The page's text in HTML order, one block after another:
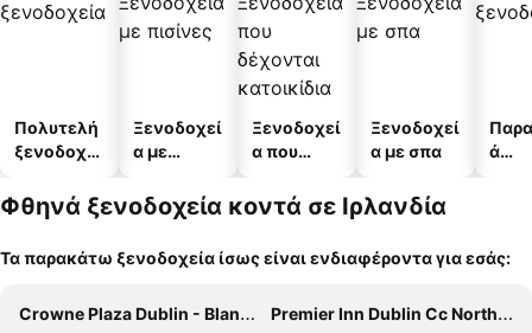
Πολυτελή
ξενοδοχεί
Ξενοδοχεί
α με
Ξενοδοχεί
α που
κατοικίδι
Ξενοδοχεί
α με σπα
ά
Φθηνά ξενοδοχεία κοντά σε Ιρλανδία
Τα παρακάτω ξενοδοχεία ίσως είναι ενδιαφέροντα για εσάς:
Crowne Plaza Dublin - Blanchardstown by IHG
Premier Inn Dublin Cc North Docklands